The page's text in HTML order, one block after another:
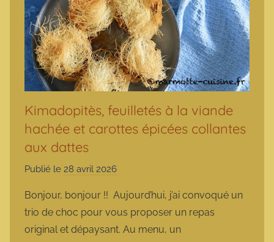
Kimadopitès, feuilletés à la viande
hachée et carottes épicées collantes
aux dattes
Publié le 28 avril 2026
r
m
a
Bonjour, bonjour !! Aujourd’hui, j’ai convoqué un
trio de choc pour vous proposer un repas
original et dépaysant. Au menu, un